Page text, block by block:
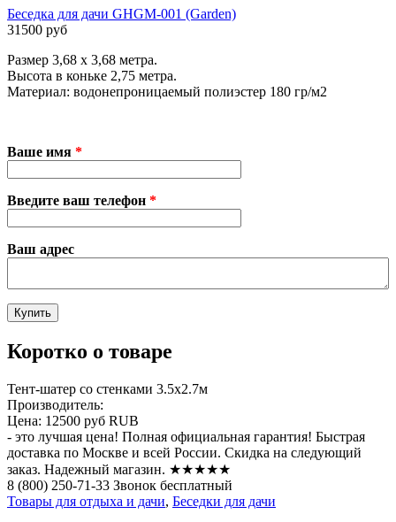
Беседка для дачи GHGM-001 (Garden)
31500 руб
Размер 3,68 х 3,68 метра.
Высота в коньке 2,75 метра.
Материал: водонепроницаемый полиэстер 180 гр/м2
Ваше имя *
Введите ваш телефон *
Ваш адрес
Коротко о товаре
Тент-шатер со стенками 3.5х2.7м
Производитель:
Цена: 12500 руб RUB
- это лучшая цена! Полная официальная гарантия! Быстрая
доставка по Москве и всей России. Скидка на следующий
заказ. Надежный магазин. ★★★★★
8 (800) 250-71-33 Звонок бесплатный
Товары для отдыха и дачи, Беседки для дачи